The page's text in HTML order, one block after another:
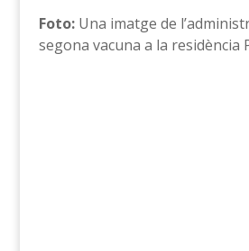
Foto:Una imatge de
segona vacuna a la residència